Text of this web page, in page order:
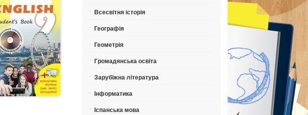
Всесвітня історія
Географія
Геометрія
Громадянська освіта
Зарубіжна література
Інформатика
Іспанська мова